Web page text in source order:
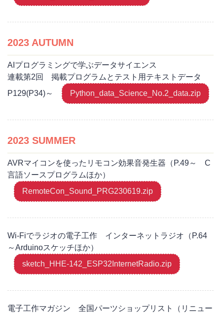
2023 AUTUMN
AIプログラミングで学ぶデータサイエンス
連載第2回 掲載プログラムとテスト用テキストデータ
P129(P34)～
Python_data_Science_No.2_data.zip
2023 SUMMER
AVRマイコンを使ったリモコン効果音発生器（P.49～ C
言語ソースプログラムほか）
RemoteCon_Sound_PRG230619.zip
Wi-Fiでラジオの電子工作 インターネットラジオ（P.64
～Arduinoスケッチほか）
sketch_HHE-142_ESP32InternetRadio.zip
電子工作マガジン 全国パーツショップリスト（リニュー